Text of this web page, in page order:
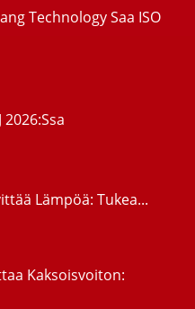
Technology Saa ISO
2026:ssa
Lämpöä: Tukea...
Kaksoisvoiton: